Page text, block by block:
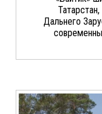
Дальнего